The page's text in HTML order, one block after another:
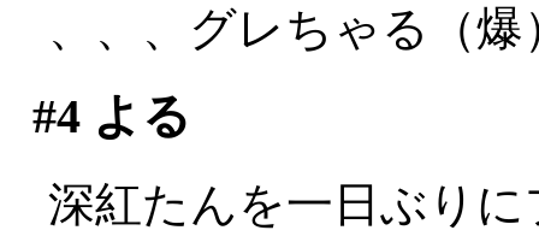
、、、グレちゃる（爆
#4よる
深紅たんを一日ぶりに